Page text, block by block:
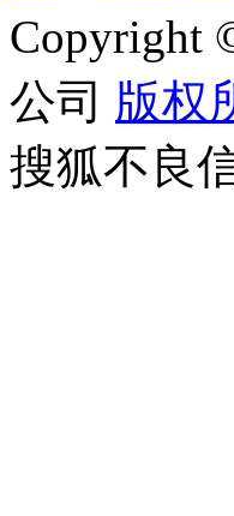
Copyright
公司 版权
搜狐不良